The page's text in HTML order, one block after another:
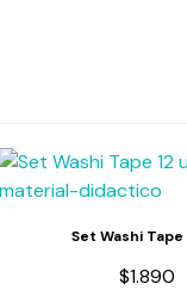
Set Washi Tape
$1.890